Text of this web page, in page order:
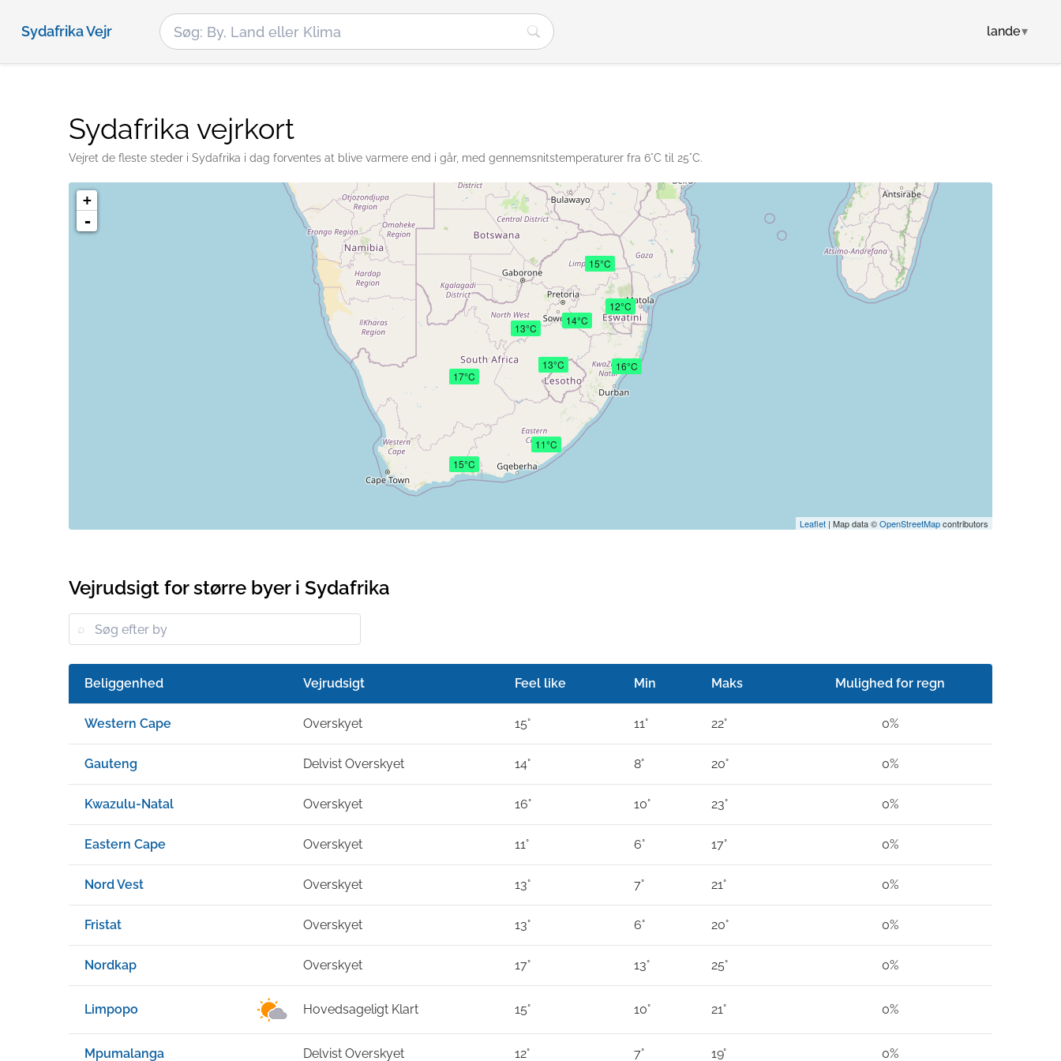
Sydafrika Vejr lande▾
Sydafrika vejrkort
Vejret de fleste steder i Sydafrika i dag forventes at blive varmere end i går, med gennemsnitstemperaturer fra 6°C til 25°C.
15°C
14°C
16°C
11°C
13°C
13°C
17°C
15°C
12°C
+
-
Leaflet | Map data ©OpenStreetMapcontributors
Vejrudsigt for større byer i Sydafrika
Beliggenhed Vejrudsigt Feel like Min Maks Mulighed for regn
Western Cape Overskyet 15° 11° 22° 0%
Gauteng Delvist Overskyet 14° 8° 20° 0%
Kwazulu-Natal Overskyet 16° 10° 23° 0%
Eastern Cape Overskyet 11° 6° 17° 0%
Nord Vest Overskyet 13° 7° 21° 0%
Fristat Overskyet 13° 6° 20° 0%
Nordkap Overskyet 17° 13° 25° 0%
Limpopo Hovedsageligt Klart 15° 10° 21° 0%
Mpumalanga Delvist Overskyet 12° 7° 19° 0%